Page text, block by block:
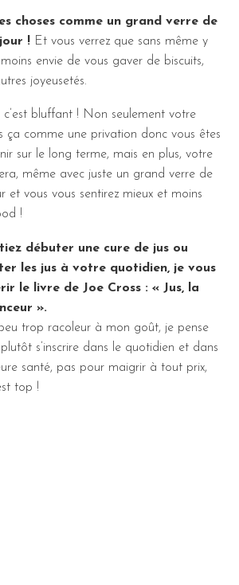
choses comme un grand verre de
! Et vous verrez que sans même y
envie de vous gaver de biscuits,
joyeusetés.
c’est bluffant ! Non seulement votre
ça comme une privation donc vous êtes
sur le long terme, mais en plus, votre
même avec juste un grand verre de
et vous vous sentirez mieux et moins
!
débuter une cure de jus ou
les jus à votre quotidien, je vous
le livre de Joe Cross : « Jus, la
».
trop racoleur à mon goût, je pense
s’inscrire dans le quotidien et dans
santé, pas pour maigrir à tout prix,
top !